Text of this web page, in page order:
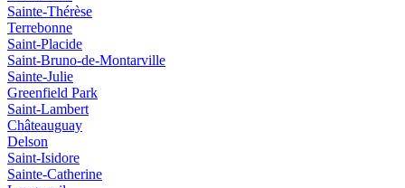
Sainte-Thérèse
Terrebonne
Saint‑Placide
Saint-Bruno-de-Montarville
Sainte-Julie
Greenfield Park
Saint‑Lambert
Châteauguay
Delson
Saint‑Isidore
Sainte‑Catherine